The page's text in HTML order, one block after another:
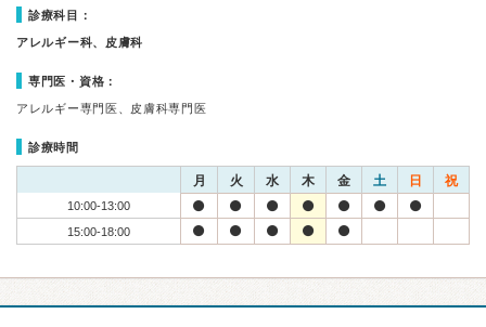
診療科目：
アレルギー科、皮膚科
専門医・資格：
アレルギー専門医、皮膚科専門医
診療時間
月 火 水 木 金 土 日 祝
10:00-13:00
15:00-18:00